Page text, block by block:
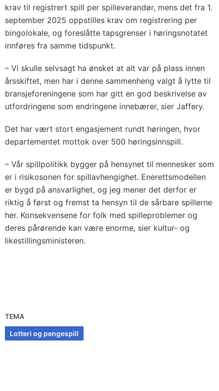
krav til registrert spill per spilleverandør, mens det fra 1.
september 2025 oppstilles krav om registrering per
bingolokale, og foreslåtte tapsgrenser i høringsnotatet
innføres fra samme tidspunkt.
– Vi skulle selvsagt ha ønsket at alt var på plass innen
årsskiftet, men har i denne sammenheng valgt å lytte til
bransjeforeningene som har gitt en god beskrivelse av
utfordringene som endringene innebærer, sier Jaffery.
Det har vært stort engasjement rundt høringen, hvor
departementet mottok over 500 høringsinnspill.
– Vår spillpolitikk bygger på hensynet til mennesker som
er i risikosonen for spillavhengighet. Enerettsmodellen
er bygd på ansvarlighet, og jeg mener det derfor er
riktig å først og fremst ta hensyn til de sårbare spillerne
her. Konsekvensene for folk med spilleproblemer og
deres pårørende kan være enorme, sier kultur- og
likestillingsministeren.
TEMA
Lotteri og pengespill